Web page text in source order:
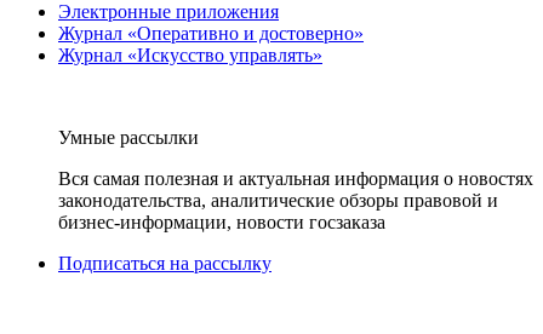
Электронные приложения
Журнал «Оперативно и достоверно»
Журнал «Искусство управлять»
Умные рассылки
Вся самая полезная и актуальная информация о новостях
законодательства, аналитические обзоры правовой и
бизнес-информации, новости госзаказа
Подписаться на рассылку